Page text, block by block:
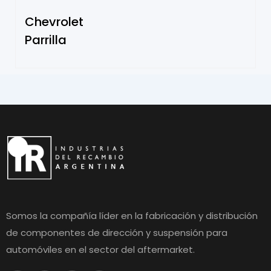
Chevrolet
Parrilla
Somos la compañía líder en la fabricación y distribución
de componentes de dirección y suspensión para
automóviles en el sector del aftermarket.